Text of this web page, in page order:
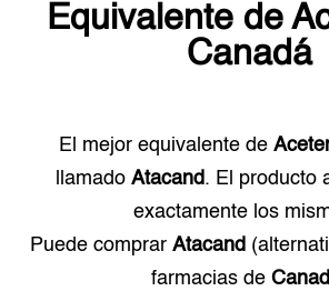
Equivalente de
Canadá
El mejor equivalente de
llamado Atacand. El producto
exactamente los
Puede comprar Atacand
farmacias de